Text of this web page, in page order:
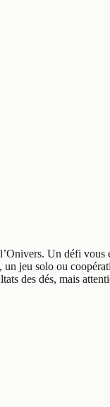
Un défi
jeu solo ou
des dés, mais